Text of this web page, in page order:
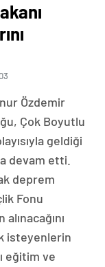
Özdemir
Çok Boyutlu
geldiği
devam etti.
deprem
Fonu
isteyenlerin
eğitim ve